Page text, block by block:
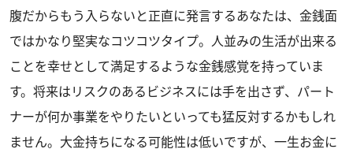
腹だからもう入らないと正直に発言するあなたは、金銭面
ではかなり堅実なコツコツタイプ。人並みの生活が出来る
ことを幸せとして満足するような金銭感覚を持っていま
す。将来はリスクのあるビジネスには手を出さず、パート
ナーが何か事業をやりたいといっても猛反対するかもしれ
ません。大金持ちになる可能性は低いですが、一生お金に